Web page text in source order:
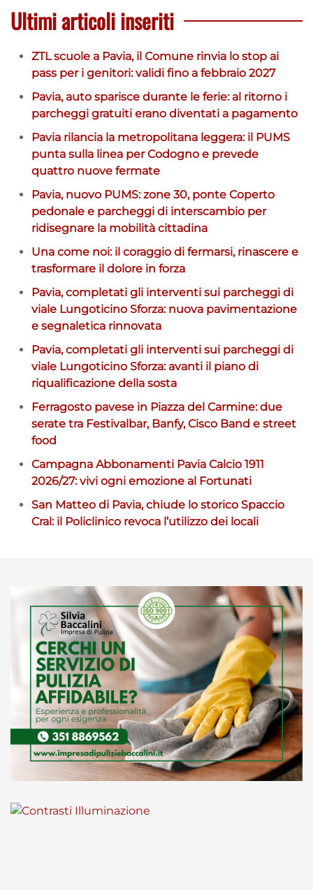
Ultimi articoli inseriti
ZTL scuole a Pavia, il Comune rinvia lo stop ai
pass per i genitori: validi fino a febbraio 2027
Pavia, auto sparisce durante le ferie: al ritorno i
parcheggi gratuiti erano diventati a pagamento
Pavia rilancia la metropolitana leggera: il PUMS
punta sulla linea per Codogno e prevede
quattro nuove fermate
Pavia, nuovo PUMS: zone 30, ponte Coperto
pedonale e parcheggi di interscambio per
ridisegnare la mobilità cittadina
Una come noi: il coraggio di fermarsi, rinascere e
trasformare il dolore in forza
Pavia, completati gli interventi sui parcheggi di
viale Lungoticino Sforza: nuova pavimentazione
e segnaletica rinnovata
Pavia, completati gli interventi sui parcheggi di
viale Lungoticino Sforza: avanti il piano di
riqualificazione della sosta
Ferragosto pavese in Piazza del Carmine: due
serate tra Festivalbar, Banfy, Cisco Band e street
food
Campagna Abbonamenti Pavia Calcio 1911
2026/27: vivi ogni emozione al Fortunati
San Matteo di Pavia, chiude lo storico Spaccio
Cral: il Policlinico revoca l’utilizzo dei locali